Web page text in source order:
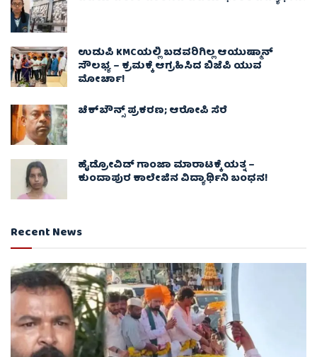
ಉಡುಪಿ KMCಯಲ್ಲಿ ಬಡವರಿಗಿಲ್ಲ ಆಯುಷ್ಮಾನ್
ಸೌಲಭ್ಯ – ಕ್ರಮಕ್ಕೆ ಆಗ್ರಹಿಸಿದ ಬಿಜೆಪಿ ಯುವ
ಮೋರ್ಚಾ!
ಚೆಕ್​ಬೌನ್ಸ್​ ಪ್ರಕರಣ; ಆರೋಪಿ ಸೆರೆ
ಹೈಡ್ರೋವಿಡ್ ಗಾಂಜಾ ಮಾರಾಟಕ್ಕೆ ಯತ್ನ –
ಕುಂದಾಪುರ ಕಾಲೇಜಿನ ವಿದ್ಯಾರ್ಥಿನಿ ಬಂಧನ!
Recent News